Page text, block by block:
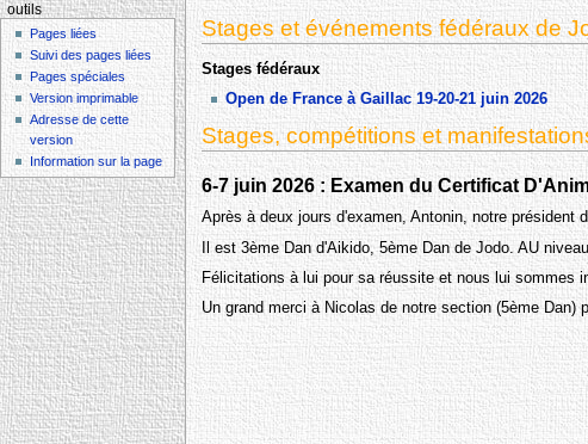
Stages et événements fédéraux de
Stages fédéraux
Open de France à Gaillac 19-20-21 juin 2026
Stages, compétitions et
6-7 juin 2026 : Examen du Certificat
Après à deux jours d'examen, Antonin, notre président
Il est 3ème Dan d'Aikido, 5ème Dan de Jodo. AU
Félicitations à lui pour sa réussite et nous lui sommes
Un grand merci à Nicolas de notre section (5ème Dan)
outils
Pages liées
Suivi des pages liées
Pages spéciales
Version imprimable
Adresse de cette
version
Information sur la page